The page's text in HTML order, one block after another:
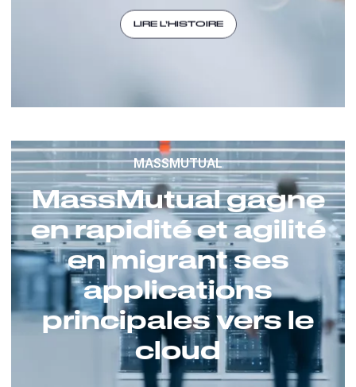
LIRE L’HISTOIRE
MASSMUTUAL
MassMutual gagne
en rapidité et agilité
en migrant ses
applications
principales vers le
cloud